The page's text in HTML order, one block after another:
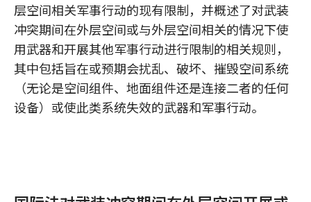
层空间相关军事行动的现有限制，并概述了对武装
冲突期间在外层空间或与外层空间相关的情况下使
用武器和开展其他军事行动进行限制的相关规则，
其中包括旨在或预期会扰乱、破坏、摧毁空间系统
（无论是空间组件、地面组件还是连接二者的任何
设备）或使此类系统失效的武器和军事行动。